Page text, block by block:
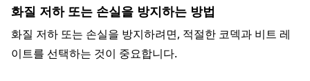
화질 저하 또는 손실을 방지하는 방법
화질 저하 또는 손실을 방지하려면, 적절한 코덱과 비트 레
이트를 선택하는 것이 중요합니다.